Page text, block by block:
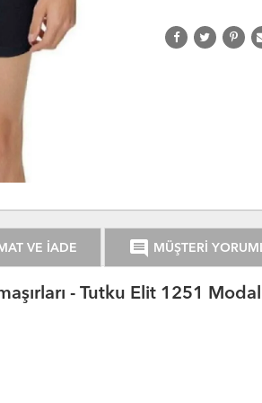
VE İADE comment MÜŞTERİ
- Tutku Elit 1251 Modal